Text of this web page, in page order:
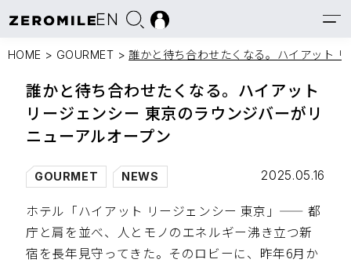
EN
HOME > GOURMET > 誰かと待ち合わせたくなる。ハイアット
誰かと待ち合わせたくなる。ハイアット
リージェンシー 東京のラウンジバーがリ
ニューアルオープン
GOURMET NEWS 2025.05.16
ホテル「ハイアット リージェンシー 東京」—— 都
庁と肩を並べ、人とモノのエネルギー沸き立つ新
宿を長年見守ってきた。そのロビーに、昨年6月か